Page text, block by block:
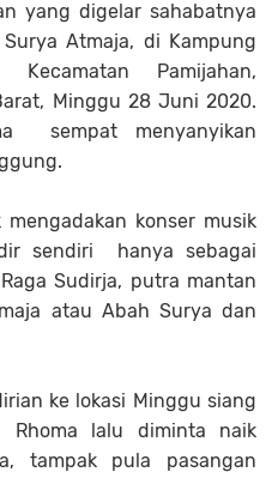
yang digelar sahabatnya
Atmaja, di Kampung
Pamijahan,
Minggu 28 Juni 2020.
sempat menyanyikan
konser musik
sendiri hanya sebagai
Sudirja, putra mantan
atau Abah Surya dan
ke lokasi Minggu siang
Rhoma lalu diminta naik
tampak pula pasangan